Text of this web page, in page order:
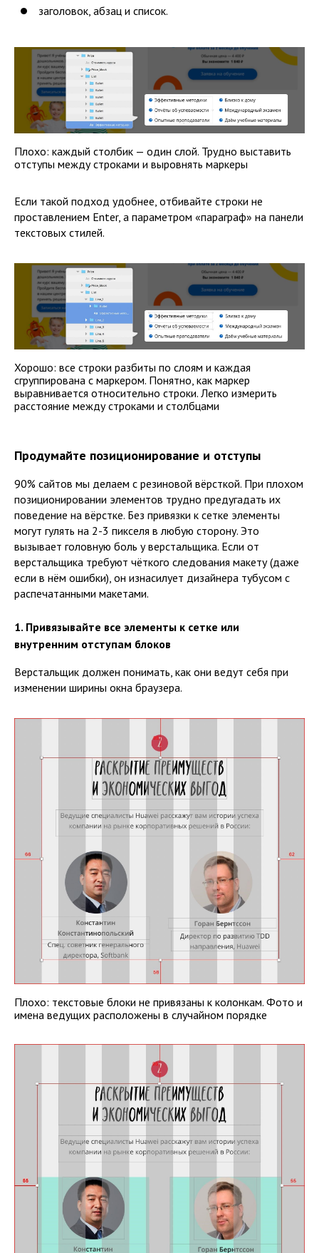
заголовок, абзац и список.
Плохо: каждый столбик — один слой. Трудно выставить
отступы между строками и выровнять маркеры
Если такой подход удобнее, отбивайте строки не
проставлением Enter, а параметром «параграф» на панели
текстовых стилей.
Хорошо: все строки разбиты по слоям и каждая
сгруппирована с маркером. Понятно, как маркер
выравнивается относительно строки. Легко измерить
расстояние между строками и столбцами
Продумайте позиционирование и отступы
90% сайтов мы делаем с резиновой вёрсткой. При плохом
позиционировании элементов трудно предугадать их
поведение на вёрстке. Без привязки к сетке элементы
могут гулять на 2-3 пикселя в любую сторону. Это
вызывает головную боль у верстальщика. Если от
верстальщика требуют чёткого следования макету (даже
если в нём ошибки), он изнасилует дизайнера тубусом с
распечатанными макетами.
1. Привязывайте все элементы к сетке или
внутренним отступам блоков
Верстальщик должен понимать, как они ведут себя при
изменении ширины окна браузера.
Плохо: текстовые блоки не привязаны к колонкам. Фото и
имена ведущих расположены в случайном порядке